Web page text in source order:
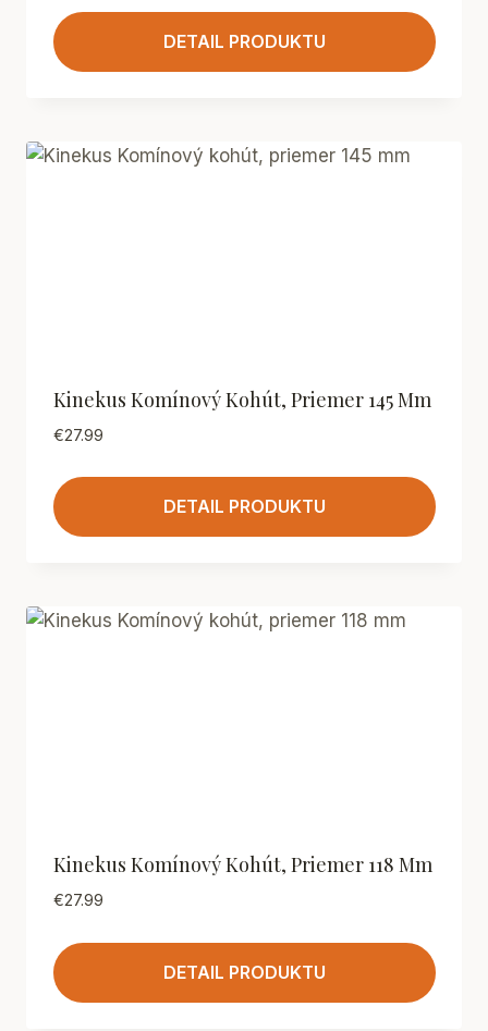
DETAIL PRODUKTU
Kinekus Komínový Kohút, Priemer 145 Mm
€27.99
DETAIL PRODUKTU
Kinekus Komínový Kohút, Priemer 118 Mm
€27.99
DETAIL PRODUKTU